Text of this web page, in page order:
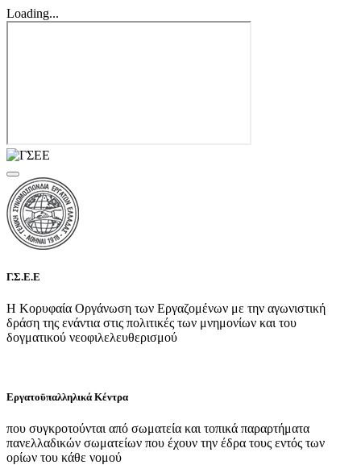
Loading...
Γ.Σ.Ε.Ε
Η Κορυφαία Οργάνωση των Εργαζομένων με την αγωνιστική
δράση της ενάντια στις πολιτικές των μνημονίων και του
δογματικού νεοφιλελευθερισμού
Εργατοϋπαλληλικά Κέντρα
που συγκροτούνται από σωματεία και τοπικά παραρτήματα
πανελλαδικών σωματείων που έχουν την έδρα τους εντός των
ορίων του κάθε νομού